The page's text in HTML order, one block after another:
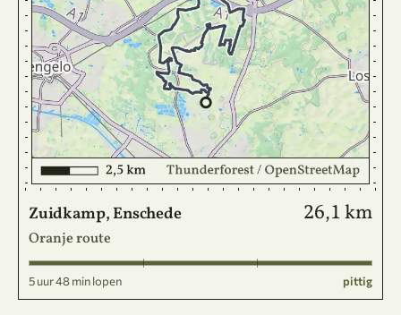
Zuidkamp, Enschede 26,1 km
Oranje route
5 uur 48 min lopen pittig